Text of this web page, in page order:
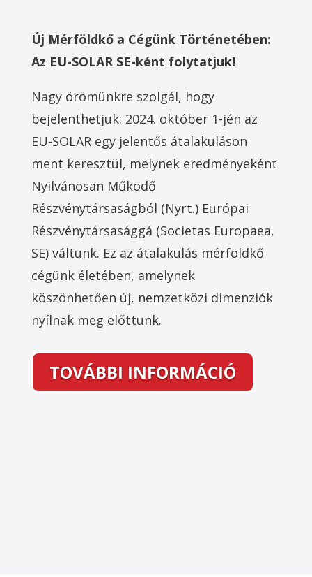
Új Mérföldkő a Cégünk Történetében:
Az EU-SOLAR SE-ként folytatjuk!
Nagy örömünkre szolgál, hogy
bejelenthetjük: 2024. október 1-jén az
EU-SOLAR egy jelentős átalakuláson
ment keresztül, melynek eredményeként
Nyilvánosan Működő
Részvénytársaságból (Nyrt.) Európai
Részvénytársasággá (Societas Europaea,
SE) váltunk. Ez az átalakulás mérföldkő
cégünk életében, amelynek
köszönhetően új, nemzetközi dimenziók
nyílnak meg előttünk.
TOVÁBBI INFORMÁCIÓ